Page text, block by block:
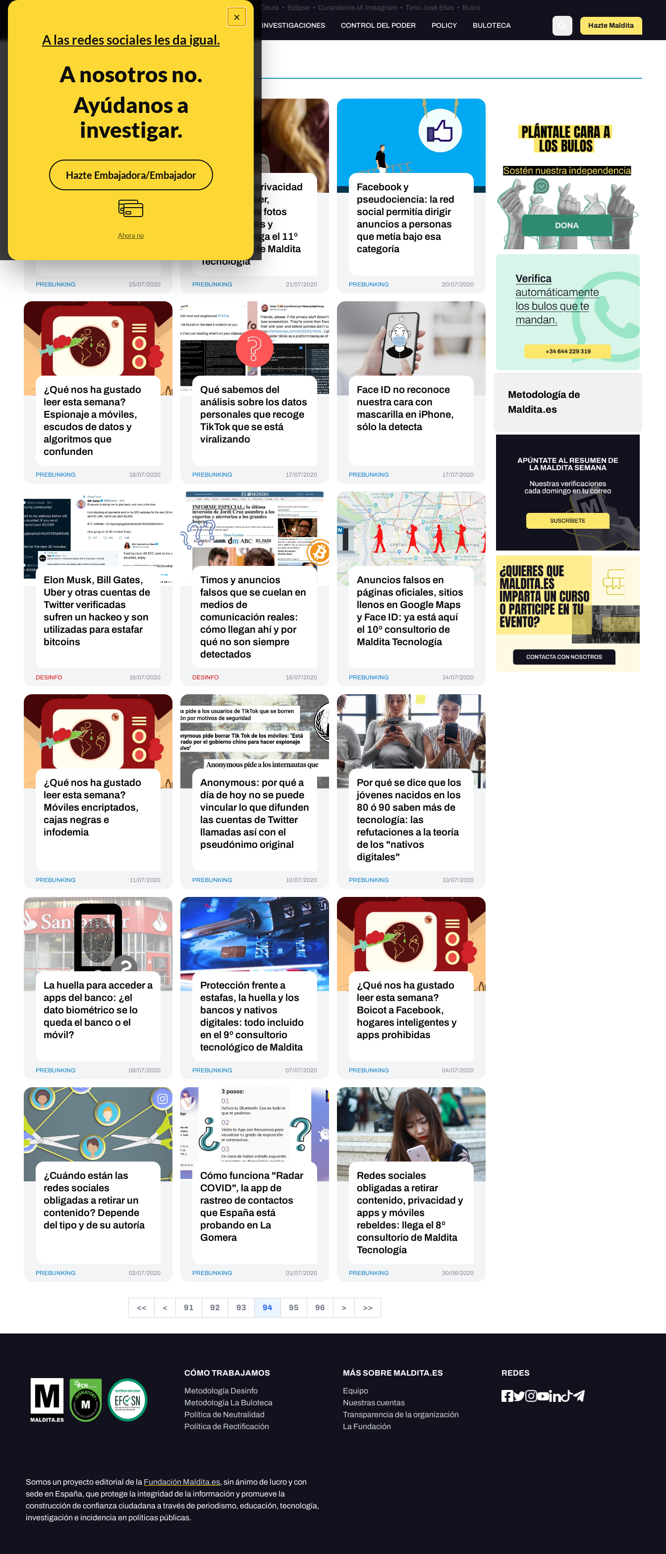
×
A las redes sociales les da igual.
A nosotros no.
Ayúdanos a
investigar.
Hazte Embajadora/Embajador
Ahora no
Especial Ceuta•Bulos Ceuta • Eclipse • Curanderos IA Instagram • Timo José Elías • Bulos
PREBUNKING INVESTIGACIONES CONTROL DEL PODER POLICY BULOTECA Hazte Maldito
a
Maldita Tecnología
¿Qué nos ha gustado
leer esta semana?
Reconocimiento facial,
asistentes de voz
PREBUNKING 25/07/2020
Políticas de privacidad
difíciles de leer,
denuncias de fotos
íntimas virales y
Minecraft: llega el 11º
consultorio de Maldita
Tecnología
PREBUNKING 21/07/2020
Facebook y
pseudociencia: la red
social permitía dirigir
anuncios a personas
que metía bajo esa
categoría
PREBUNKING 20/07/2020
¿Qué nos ha gustado
leer esta semana?
Espionaje a móviles,
escudos de datos y
algoritmos que
confunden
PREBUNKING 18/07/2020
Qué sabemos del
análisis sobre los datos
personales que recoge
TikTok que se está
viralizando
PREBUNKING 17/07/2020
Face ID no reconoce
nuestra cara con
mascarilla en iPhone,
sólo la detecta
PREBUNKING 17/07/2020
Elon Musk, Bill Gates,
Uber y otras cuentas de
Twitter verificadas
sufren un hackeo y son
utilizadas para estafar
bitcoins
DESINFO 16/07/2020
Timos y anuncios
falsos que se cuelan en
medios de
comunicación reales:
cómo llegan ahí y por
qué no son siempre
detectados
DESINFO 16/07/2020
Anuncios falsos en
páginas oficiales, sitios
llenos en Google Maps
y Face ID: ya está aquí
el 10º consultorio de
Maldita Tecnología
PREBUNKING 14/07/2020
¿Qué nos ha gustado
leer esta semana?
Móviles encriptados,
cajas negras e
infodemia
PREBUNKING 11/07/2020
Anonymous: por qué a
día de hoy no se puede
vincular lo que difunden
las cuentas de Twitter
llamadas así con el
pseudónimo original
PREBUNKING 10/07/2020
Por qué se dice que los
jóvenes nacidos en los
80 ó 90 saben más de
tecnología: las
refutaciones a la teoría
de los "nativos
digitales"
PREBUNKING 10/07/2020
La huella para acceder a
apps del banco: ¿el
dato biométrico se lo
queda el banco o el
móvil?
PREBUNKING 09/07/2020
Protección frente a
estafas, la huella y los
bancos y nativos
digitales: todo incluido
en el 9º consultorio
tecnológico de Maldita
PREBUNKING 07/07/2020
¿Qué nos ha gustado
leer esta semana?
Boicot a Facebook,
hogares inteligentes y
apps prohibidas
PREBUNKING 04/07/2020
¿Cuándo están las
redes sociales
obligadas a retirar un
contenido? Depende
del tipo y de su autoría
PREBUNKING 02/07/2020
Cómo funciona "Radar
COVID", la app de
rastreo de contactos
que España está
probando en La
Gomera
PREBUNKING 01/07/2020
Redes sociales
obligadas a retirar
contenido, privacidad y
apps y móviles
rebeldes: llega el 8º
consultorio de Maldita
Tecnología
PREBUNKING 30/06/2020
<< < 91 92 93 94 95 96 > >>
Metodología de
Maldita.es
CÓMO TRABAJAMOS
Metodología Desinfo
Metodología La Buloteca
Política de Neutralidad
Política de Rectificación
MÁS SOBRE MALDITA.ES
Equipo
Nuestras cuentas
Transparencia de la organización
La Fundación
REDES
Somos un proyecto editorial de la Fundación Maldita.es, sin ánimo de lucro y con
sede en España, que protege la integridad de la información y promueve la
construcción de confianza ciudadana a través de periodismo, educación, tecnología,
investigación e incidencia en políticas públicas.